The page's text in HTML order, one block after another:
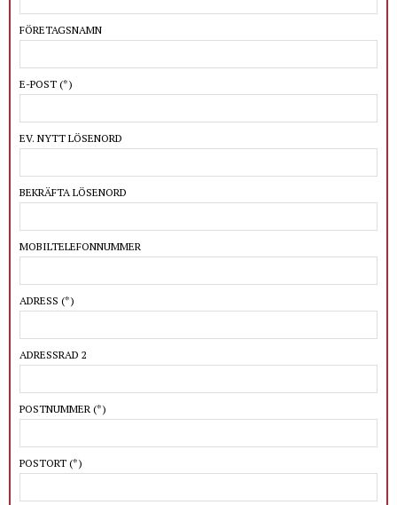
FÖRETAGSNAMN
E-POST (*)
EV. NYTT LÖSENORD
BEKRÄFTA LÖSENORD
MOBILTELEFONNUMMER
ADRESS (*)
ADRESSRAD 2
POSTNUMMER (*)
POSTORT (*)